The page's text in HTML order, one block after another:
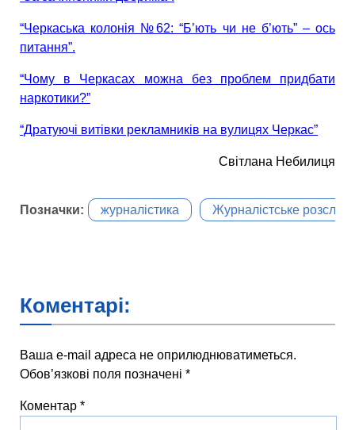
“Черкаська колонія №62: “Б’ють чи не б’ють” – ось
питання”.
“Чому в Черкасах можна без проблем придбати
наркотики?”
“Дратуючі витівки рекламників на вулицях Черкас”
Світлана Небилиця
Позначки: журналістика Журналістське
Коментарі:
Ваша e-mail адреса не оприлюднюватиметься.
Обов’язкові поля позначені *
Коментар *